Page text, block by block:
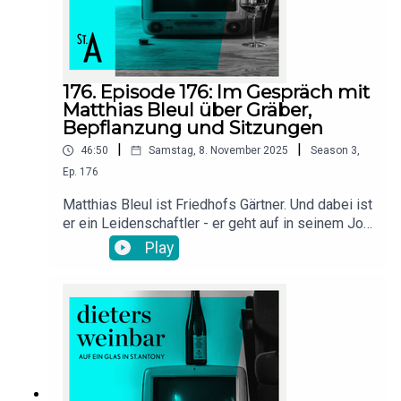
176. Episode 176: Im Gespräch mit
Matthias Bleul über Gräber,
Bepflanzung und Sitzungen
46:50 Samstag, 8. November 2025 Season 3,
Ep. 176
Matthias Bleul ist Friedhofs Gärtner. Und dabei ist
er ein Leidenschaftler - er geht auf in seinem Job
und hat die Bestattungskultur über die Jahre hin
beobachtet - das Spektrum ist da groß und heute
der Trauer dem Verstorbenen gerecht zu werden.
Dabei outet sich der Dieter als nah am Wasser
gebaut, was das Thema Trauerfeier angeht und
das Kunzilein als den Liebhaber für das
Klassische. Interessant ist, wie lebhaft die
Diskussion ist - das Scheiden aus dem Leben
Play